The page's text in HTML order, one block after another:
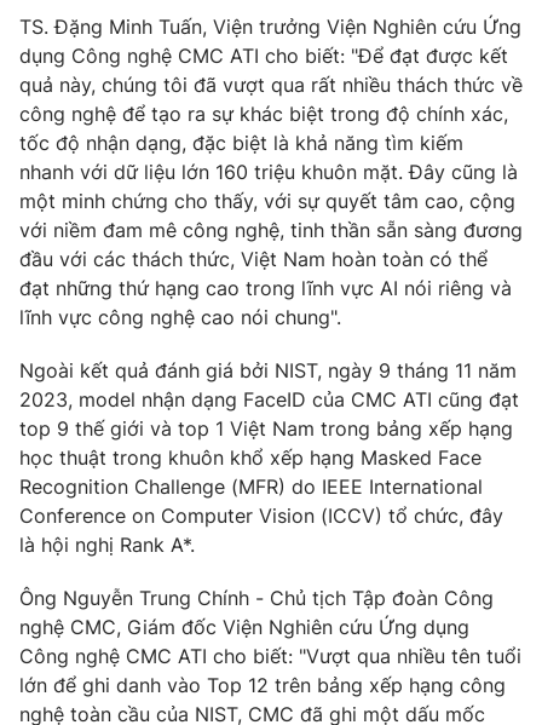
Tổng Biên tập:Vũ Thanh Thủy
Phó Tổng Biên tập: Nguyễn Thị Mỹ Hạnh, Phạm Quốc Thắng,
Nguyễn Trọng Ninh
Tổng đài VTV:024.38 355 931 - 024.38 355 932
Ðiện thoại Thời báo VTV:024.66 897 897
Email:toasoan@vtv.vn
Liên hệ quảng cáo:
024-7300.7108
® Cấm sao chép dưới mọi hình thức nếu không có sự chấp
thuận bằng văn bản. Ghi rõ nguồn VTV.vn khi phát hành lại
thông tin từ website này.
TS. Đặng Minh Tuấn, Viện trưởng Viện Nghiên cứu Ứng
dụng Công nghệ CMC ATI cho biết: "Để đạt được kết
quả này, chúng tôi đã vượt qua rất nhiều thách thức về
công nghệ để tạo ra sự khác biệt trong độ chính xác,
tốc độ nhận dạng, đặc biệt là khả năng tìm kiếm
nhanh với dữ liệu lớn 160 triệu khuôn mặt. Đây cũng là
một minh chứng cho thấy, với sự quyết tâm cao, cộng
với niềm đam mê công nghệ, tinh thần sẵn sàng đương
đầu với các thách thức, Việt Nam hoàn toàn có thể
đạt những thứ hạng cao trong lĩnh vực AI nói riêng và
lĩnh vực công nghệ cao nói chung".
Ngoài kết quả đánh giá bởi NIST, ngày 9 tháng 11 năm
2023, model nhận dạng FaceID của CMC ATI cũng đạt
top 9 thế giới và top 1 Việt Nam trong bảng xếp hạng
học thuật trong khuôn khổ xếp hạng Masked Face
Recognition Challenge (MFR) do IEEE International
Conference on Computer Vision (ICCV) tổ chức, đây
là hội nghị Rank A*.
Ông Nguyễn Trung Chính - Chủ tịch Tập đoàn Công
nghệ CMC, Giám đốc Viện Nghiên cứu Ứng dụng
Công nghệ CMC ATI cho biết: "Vượt qua nhiều tên tuổi
lớn để ghi danh vào Top 12 trên bảng xếp hạng công
nghệ toàn cầu của NIST, CMC đã ghi một dấu mốc